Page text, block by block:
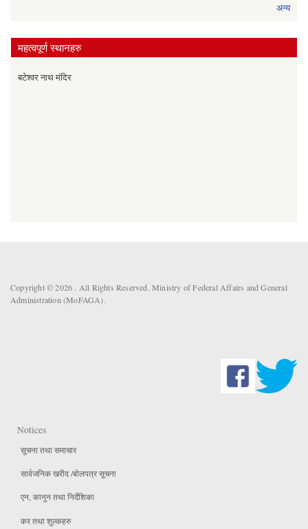
अन्य
महत्वपूर्ण स्थानहरु
बटेश्वर नाथ मंदिर
Copyright © 2026 . All Rights Reserved. Ministry of Federal Affairs and General
Administration (MoFAGA).
Notices
सूचना तथा समाचार
सार्वजनिक खरीद /बोलपत्र सूचना
एन, कानुन तथा निर्देशिका
कर तथा शुल्कहरु